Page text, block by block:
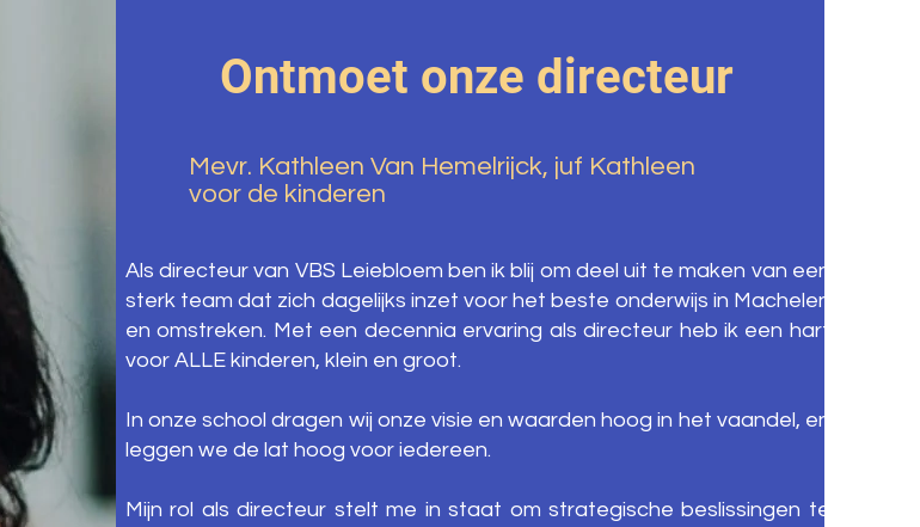
Ontmoet onze directeur
Mevr. Kathleen Van Hemelrijck, juf Kathleen
voor de kinderen
Als directeur van VBS Leiebloem ben ik blij om deel uit te maken van een
sterk team dat zich dagelijks inzet voor het beste onderwijs in Machelen
en omstreken. Met een decennia ervaring als directeur heb ik een hart
voor ALLE kinderen, klein en groot.
In onze school dragen wij onze visie en waarden hoog in het vaandel, en
leggen we de lat hoog voor iedereen.
Mijn rol als directeur stelt me in staat om strategische beslissingen te